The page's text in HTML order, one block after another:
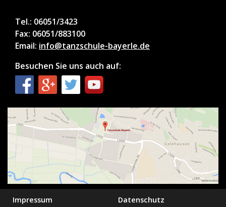
Tel.: 06051/3423
Fax: 06051/883100
Email: info@tanzschule-bayerle.de
Besuchen Sie uns auch auf:
Impressum Datenschutz